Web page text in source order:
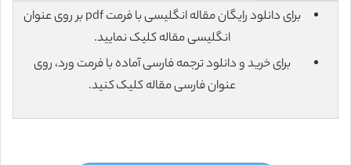
برای دانلود رایگان مقاله انگلیسی با فرمت pdf بر روی عنوان
انگلیسی مقاله کلیک نمایید.
برای خرید و دانلود ترجمه فارسی آماده با فرمت ورد، روی
عنوان فارسی مقاله کلیک کنید.